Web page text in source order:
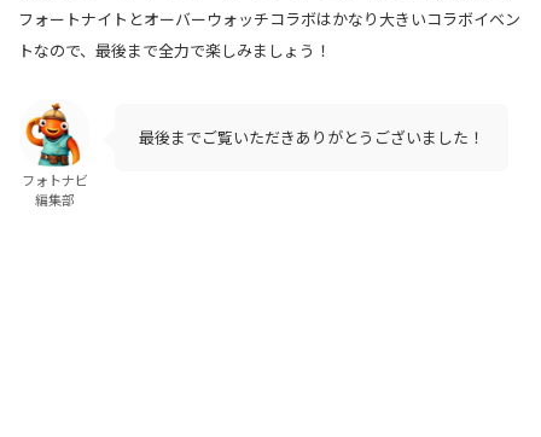
フォートナイトとオーバーウォッチコラボはかなり大きいコラボイベン
トなので、最後まで全力で楽しみましょう！
フォトナビ
編集部
最後までご覧いただきありがとうございました！